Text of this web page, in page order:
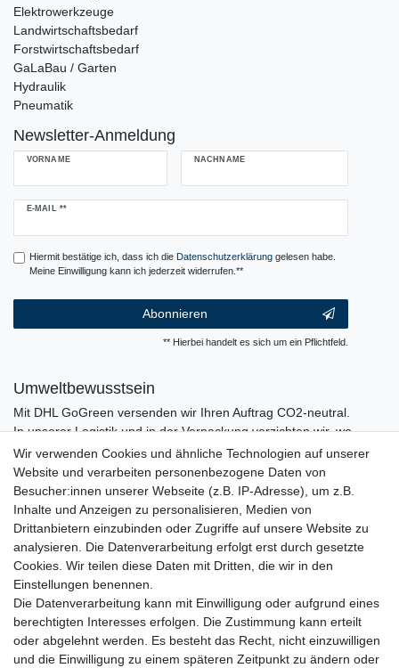
Elektrowerkzeuge
Landwirtschaftsbedarf
Forstwirtschaftsbedarf
GaLaBau / Garten
Hydraulik
Pneumatik
Newsletter-Anmeldung
VORNAME NACHNAME
E-MAIL **
Newsletter
Hiermit bestätige ich, dass ich die Daten­schutz­erklärunggelesen habe.
Meine Einwilligung kann ich jederzeit widerrufen.**
Abonnieren
** Hierbei handelt es sich um ein Pflichtfeld.
Umweltbewusstsein
Mit DHL GoGreen versenden wir Ihren Auftrag CO2-neutral.
In unserer Logistik und in der Verpackung verzichten wir, wo
immer es möglich ist, auf den Einsatz von Kunststoffen und
Plastik.
Wir verwenden Cookies und ähnliche Technologien auf unserer
Website und verarbeiten personenbezogene Daten von
Besucher:innen unserer Webseite (z.B. IP-Adresse), um z.B.
Inhalte und Anzeigen zu personalisieren, Medien von
Drittanbietern einzubinden oder Zugriffe auf unsere Website zu
analysieren. Die Datenverarbeitung erfolgt erst durch gesetzte
Cookies. Wir teilen diese Daten mit Dritten, die wir in den
Einstellungen benennen.
Die Datenverarbeitung kann mit Einwilligung oder aufgrund eines
berechtigten Interesses erfolgen. Die Zustimmung kann erteilt
oder abgelehnt werden. Es besteht das Recht, nicht einzuwilligen
und die Einwilligung zu einem späteren Zeitpunkt zu ändern oder